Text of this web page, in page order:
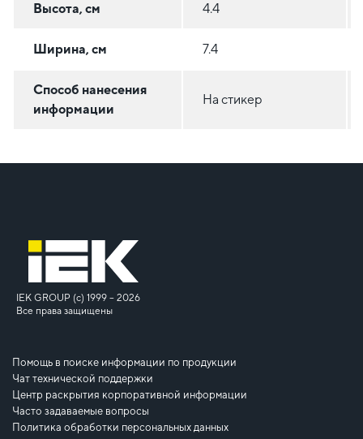
Высота, см 4.4
Ширина, см 7.4
Способ нанесения
информации
На стикер
IEK GROUP (c) 1999 – 2026
Все права защищены
Помощь в поиске информации по продукции
Чат технической поддержки
Центр раскрытия корпоративной информации
Часто задаваемые вопросы
Политика обработки персональных данных